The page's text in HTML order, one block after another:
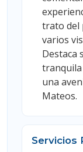
trato del
varios
Destaca
una
Mateos.
Servicios